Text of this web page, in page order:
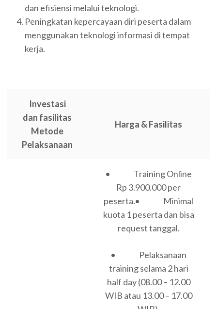
dan efisiensi melalui teknologi.
Peningkatan kepercayaan diri peserta dalam
menggunakan teknologi informasi di tempat
kerja.
Investasi
dan fasilitas
Metode
Pelaksanaan
Harga & Fasilitas
• Training Online
Rp 3.900.000 per
peserta.• Minimal
kuota 1 peserta dan bisa
request tanggal.
• Pelaksanaan
training selama 2 hari
half day (08.00 – 12.00
WIB atau 13.00 – 17.00